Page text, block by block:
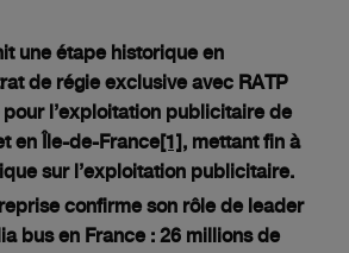
une étape historique en
de régie exclusive avec RATP
pour l’exploitation publicitaire de
en Île-de-France[1], mettant fin à
sur l’exploitation publicitaire.
confirme son rôle de leader
bus en France : 26 millions de